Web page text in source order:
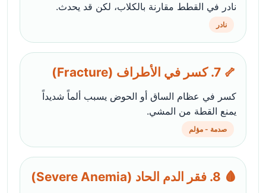
نادر في القطط مقارنة بالكلاب، لكن قد يحدث.
نادر
🦴 7. كسر في الأطراف (Fracture)
كسر في عظام الساق أو الحوض يسبب ألماً شديداً
يمنع القطة من المشي.
صدمة - مؤلم
🩸 8. فقر الدم الحاد (Severe Anemia)